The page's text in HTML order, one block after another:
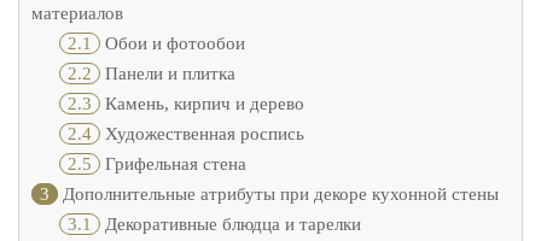
материалов
2.1 Обои и фотообои
2.2 Панели и плитка
2.3 Камень, кирпич и дерево
2.4 Художественная роспись
2.5 Грифельная стена
3
Дополнительные атрибуты при декоре кухонной стены
3.1 Декоративные блюдца и тарелки